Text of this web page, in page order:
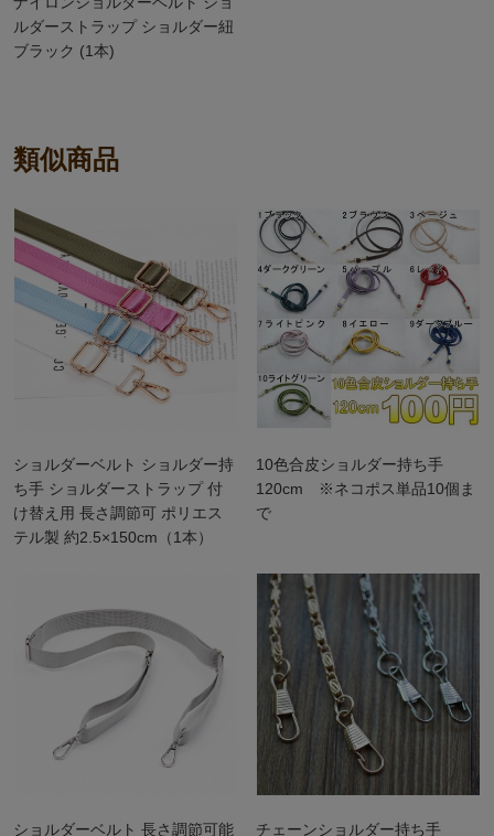
ルダーストラップ ショルダー紐
ブラック (1本)
類似商品
ショルダーベルト ショルダー持
ち手 ショルダーストラップ 付
け替え用 長さ調節可 ポリエス
テル製 約2.5×150cm（1本）
10色合皮ショルダー持ち手
120cm ※ネコポス単品10個ま
で
ショルダーベルト 長さ調節可能 チェーンショルダー持ち手